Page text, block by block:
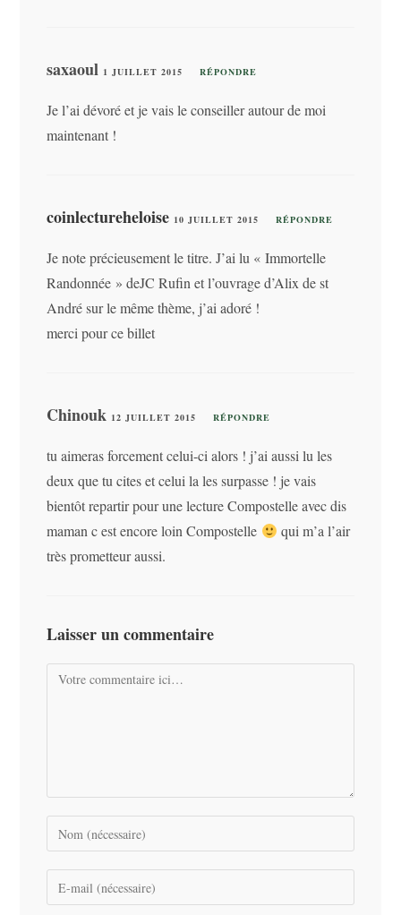
saxaoul 1 JUILLET 2015 RÉPONDRE
Je l’ai dévoré et je vais le conseiller autour de moi
maintenant !
coinlectureheloise 10 JUILLET 2015 RÉPONDRE
Je note précieusement le titre. J’ai lu « Immortelle
Randonnée » deJC Rufin et l’ouvrage d’Alix de st
André sur le même thème, j’ai adoré !
merci pour ce billet
Chinouk 12 JUILLET 2015 RÉPONDRE
tu aimeras forcement celui-ci alors ! j’ai aussi lu les
deux que tu cites et celui la les surpasse ! je vais
bientôt repartir pour une lecture Compostelle avec dis
maman c est encore loin Compostelle
qui m’a l’air
très prometteur aussi.
Laisser un commentaire
Comment
Enter
your
name
Enter
your